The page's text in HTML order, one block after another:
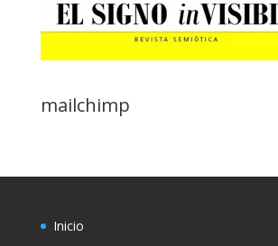
mailchimp
Inicio